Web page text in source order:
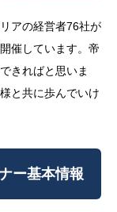
アの経営者76社が
催しています。帝
きればと思いま
と共に歩んでいけ
ー基本情報